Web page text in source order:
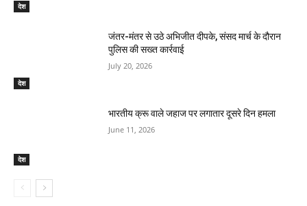
देश
देश
जंतर-मंतर से उठे अभिजीत दीपके, संसद मार्च के दौरान
पुलिस की सख्त कार्रवाई
July 20, 2026
देश
भारतीय क्रू वाले जहाज पर लगातार दूसरे दिन हमला
June 11, 2026